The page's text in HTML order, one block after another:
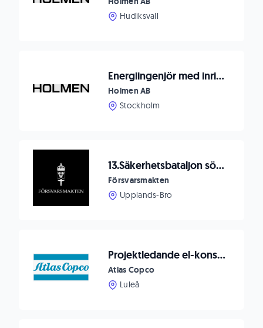
Hudiksvall
Energiingenjör med inriktning mot Vattenkraft/El
Holmen AB
Stockholm
13.Säkerhetsbataljon söker Teknisk chef till bataljonstaben
Försvarsmakten
Upplands-Bro
Projektledande el-konstruktör till ITSAB / Atlas Copco
Atlas Copco
Luleå